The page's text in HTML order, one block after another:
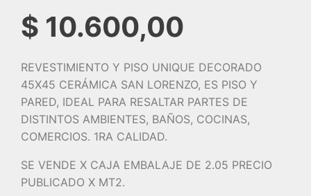
$ 10.600,00
REVESTIMIENTO Y PISO UNIQUE DECORADO
45X45 CERÁMICA SAN LORENZO, ES PISO Y
PARED, IDEAL PARA RESALTAR PARTES DE
DISTINTOS AMBIENTES, BAÑOS, COCINAS,
COMERCIOS. 1RA CALIDAD.
SE VENDE X CAJA EMBALAJE DE 2.05 PRECIO
PUBLICADO X MT2.